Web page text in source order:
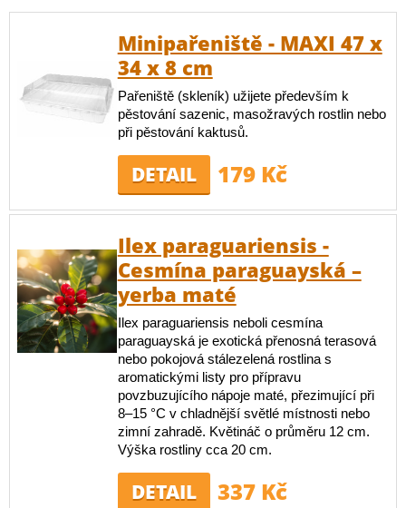
Minipařeniště - MAXI 47 x
34 x 8 cm
Pařeniště (skleník) užijete především k
pěstování sazenic, masožravých rostlin nebo
při pěstování kaktusů.
DETAIL 179 Kč
Ilex paraguariensis -
Cesmína paraguayská –
yerba maté
Ilex paraguariensis neboli cesmína
paraguayská je exotická přenosná terasová
nebo pokojová stálezelená rostlina s
aromatickými listy pro přípravu
povzbuzujícího nápoje maté, přezimující při
8–15 °C v chladnější světlé místnosti nebo
zimní zahradě. Květináč o průměru 12 cm.
Výška rostliny cca 20 cm.
DETAIL 337 Kč